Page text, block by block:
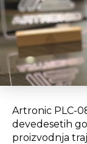
Artronic PLC-
devedesetih
proizvodnja